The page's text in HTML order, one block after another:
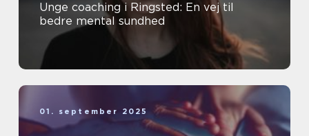
Unge coaching i Ringsted: En vej til
bedre mental sundhed
01. september 2025